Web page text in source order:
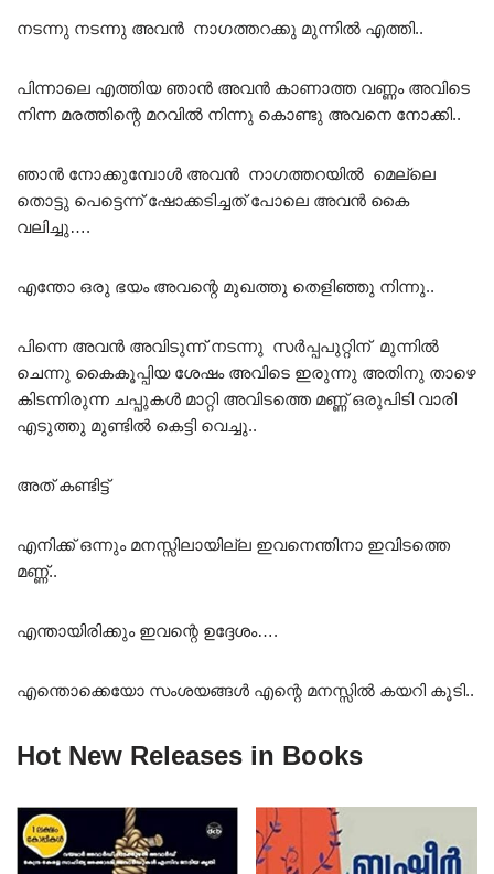
നടന്നു നടന്നു അവൻ നാഗത്തറക്കു മുന്നിൽ എത്തി..
പിന്നാലെ എത്തിയ ഞാൻ അവൻ കാണാത്ത വണ്ണം അവിടെ
നിന്ന മരത്തിന്റെ മറവിൽ നിന്നു കൊണ്ടു അവനെ നോക്കി..
ഞാൻ നോക്കുമ്പോൾ അവൻ നാഗത്തറയിൽ മെല്ലെ
തൊട്ടു പെട്ടെന്ന് ഷോക്കടിച്ചത് പോലെ അവൻ കൈ
വലിച്ചു….
എന്തോ ഒരു ഭയം അവന്റെ മുഖത്തു തെളിഞ്ഞു നിന്നു..
പിന്നെ അവൻ അവിടുന്ന് നടന്നു സർപ്പപുറ്റിന് മുന്നിൽ
ചെന്നു കൈകൂപ്പിയ ശേഷം അവിടെ ഇരുന്നു അതിനു താഴെ
കിടന്നിരുന്ന ചപ്പുകൾ മാറ്റി അവിടത്തെ മണ്ണ് ഒരുപിടി വാരി
എടുത്തു മുണ്ടിൽ കെട്ടി വെച്ചു..
അത് കണ്ടിട്ട്
എനിക്ക് ഒന്നും മനസ്സിലായില്ല ഇവനെന്തിനാ ഇവിടത്തെ
മണ്ണ്..
എന്തായിരിക്കും ഇവന്റെ ഉദ്ദേശം….
എന്തൊക്കെയോ സംശയങ്ങൾ എന്റെ മനസ്സിൽ കയറി കൂടി..
Hot New Releases in Books